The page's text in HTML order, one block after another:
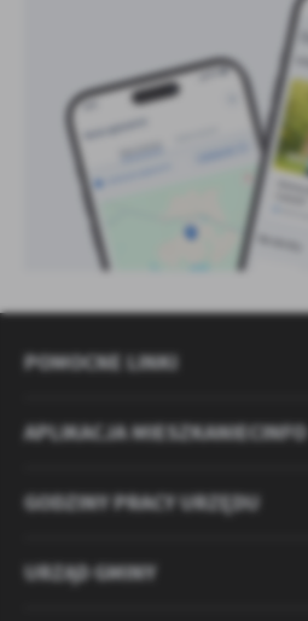
POMOCNE LINKI
APLIKACJA MIESZKANIECINFO
GODZINY PRACY URZĘDU
URZĄD GMINY